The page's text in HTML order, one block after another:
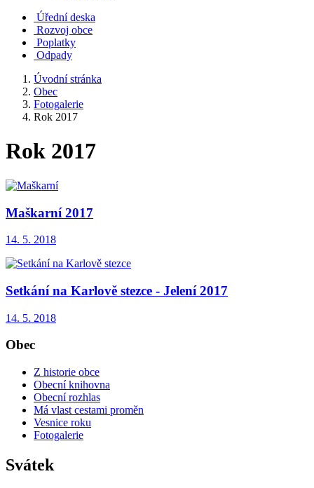
Úřední deska
Rozvoj obce
Poplatky
Odpady
Úvodní stránka
Obec
Fotogalerie
Rok 2017
Rok 2017
Maškarní 2017
14. 5. 2018
Setkání na Karlově stezce - Jelení 2017
14. 5. 2018
Obec
Z historie obce
Obecní knihovna
Obecní rozhlas
Má vlast cestami proměn
Vesnice roku
Fotogalerie
Svátek